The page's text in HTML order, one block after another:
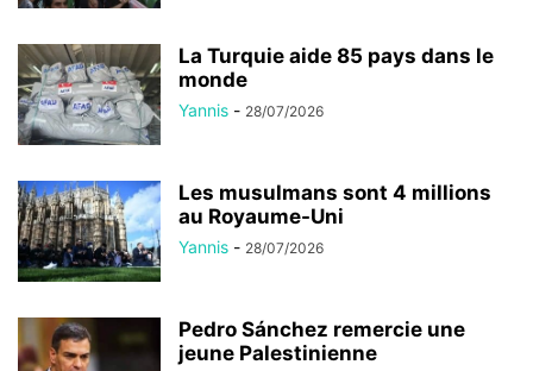
La Turquie aide 85 pays dans le
monde
Yannis - 28/07/2026
Les musulmans sont 4 millions
au Royaume-Uni
Yannis - 28/07/2026
Pedro Sánchez remercie une
jeune Palestinienne